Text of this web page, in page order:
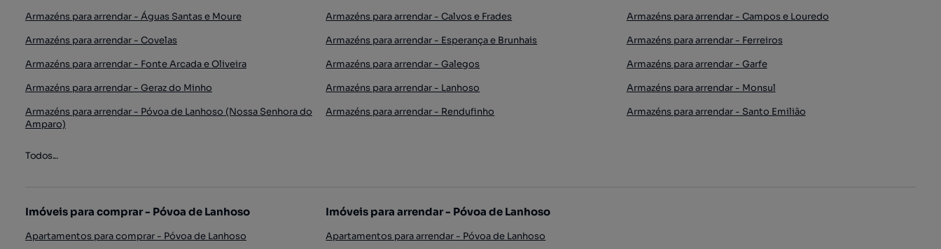
Armazéns para arrendar - Águas Santas e Moure Armazéns para arrendar - Calvos e Frades
Armazéns para arrendar - Campos e Louredo
Armazéns para arrendar - Covelas
Armazéns para arrendar - Esperança e Brunhais
Armazéns para arrendar - Ferreiros
Armazéns para arrendar - Fonte Arcada e Oliveira
Armazéns para arrendar - Galegos
Armazéns para arrendar - Garfe
Armazéns para arrendar - Geraz do Minho
Armazéns para arrendar - Lanhoso
Armazéns para arrendar - Monsul
Armazéns para arrendar - Póvoa de Lanhoso (Nossa Senhora do
Amparo)
Armazéns para arrendar - Rendufinho Armazéns para arrendar - Santo Emilião
Todos...
Imóveis para comprar - Póvoa de Lanhoso
Apartamentos para comprar - Póvoa de Lanhoso
Imóveis para arrendar - Póvoa de Lanhoso
Apartamentos para arrendar - Póvoa de Lanhoso